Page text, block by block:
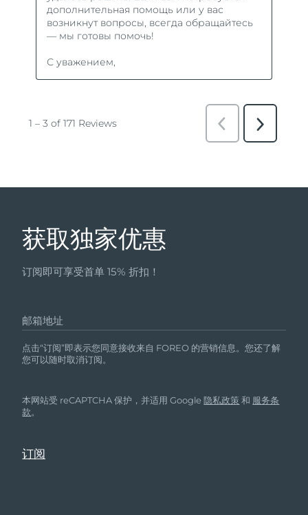
获取独家优惠
订阅即可享受首单 15% 折扣！
邮箱地址
点击“订阅”即表示您同意接收来自 FOREO 的营销信息。您还了解
您可以随时取消订阅。
本网站受 reCAPTCHA 保护，并适用 Google隐私政策 和 服务条
款。